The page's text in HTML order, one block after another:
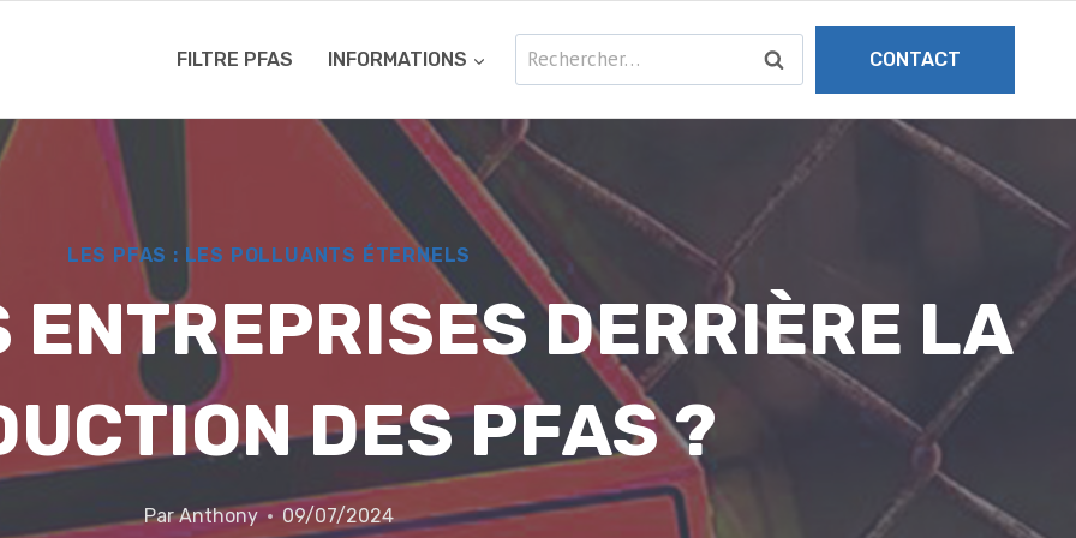
FILTRE PFAS INFORMATIONS Rechercher : CONTACT
LES PFAS : LES POLLUANTS ÉTERNELS
ENTREPRISES DERRIÈRE LA
DES PFAS ?
ParAnthony 09/07/2024